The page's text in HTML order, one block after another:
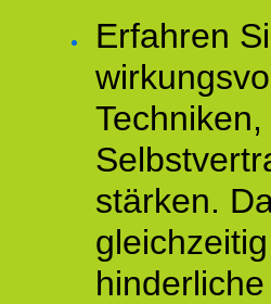
Erfahren
stärken.